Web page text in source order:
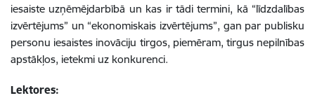
iesaiste uzņēmējdarbībā un kas ir tādi termini, kā “līdzdalības
izvērtējums” un “ekonomiskais izvērtējums”, gan par publisku
personu iesaistes inovāciju tirgos, piemēram, tirgus nepilnības
apstākļos, ietekmi uz konkurenci.
Lektores: